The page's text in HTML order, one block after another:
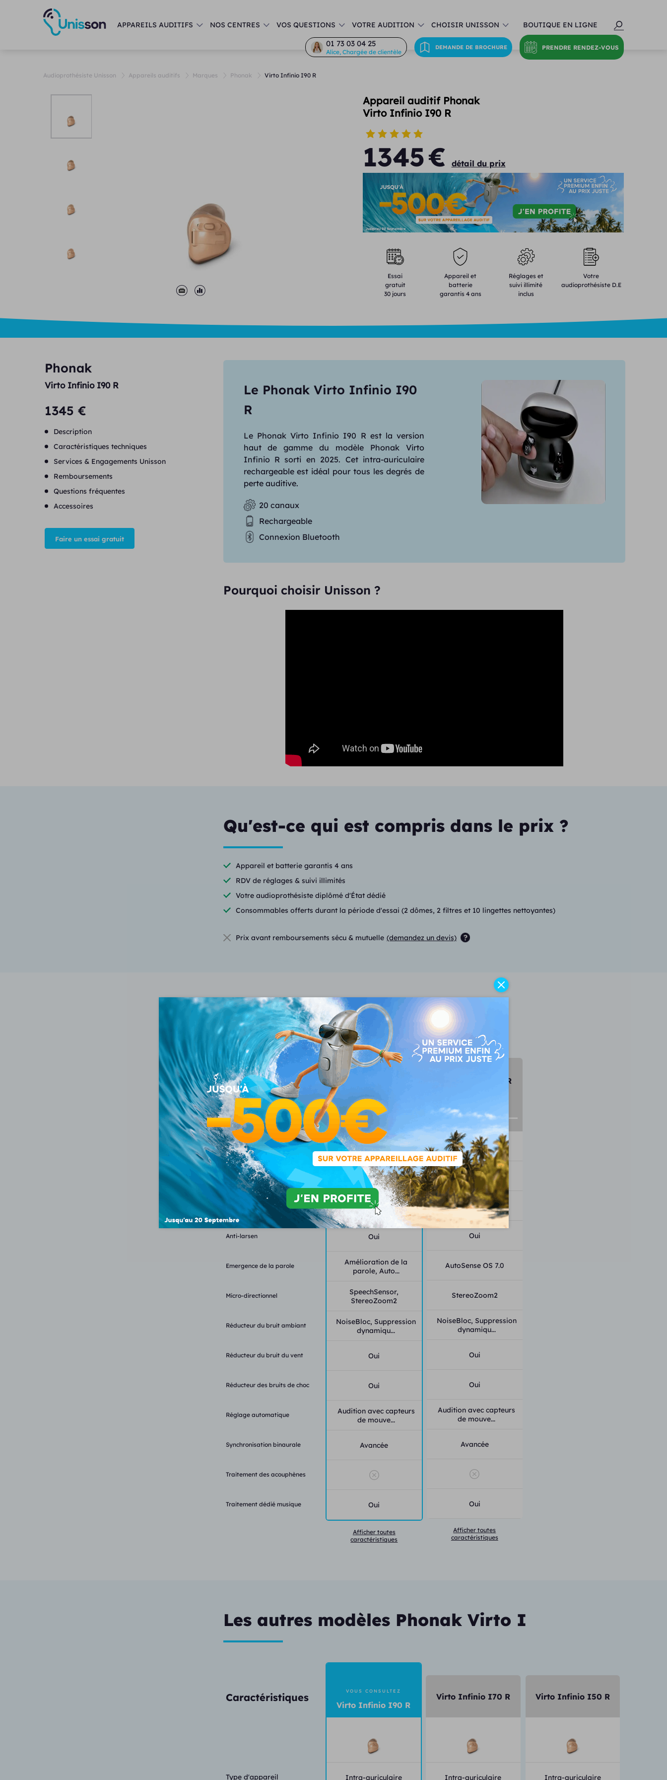
APPAREILS AUDITIFS NOS CENTRES VOS QUESTIONS VOTRE AUDITION CHOISIR UNISSON BOUTIQUE EN LIGNE
01 73 03 04 25
Alice, Chargée de clientèle
DEMANDE DE BROCHURE PRENDRE RENDEZ-VOUS
Audioprothésiste Unisson Appareils auditifs Marques Phonak Virto Infinio I90 R
Appareil auditif Phonak
Virto Infinio I90 R
1345€ détail du prix
Essai
gratuit
30 jours
Appareil et
batterie
garantis 4 ans
Réglages et
suivi illimité
inclus
Votre
audioprothésiste D.E
Phonak
Virto Infinio I90 R
1345 €
Description
Caractéristiques techniques
Services & Engagements Unisson
Remboursements
Questions fréquentes
Accessoires
Faire un essai gratuit
Le Phonak Virto Infinio I90
R
Le Phonak Virto Infinio I90 R est la version
haut de gamme du modèle Phonak Virto
Infinio R sorti en 2025. Cet intra-auriculaire
rechargeable est idéal pour tous les degrés de
perte auditive.
20 canaux
Rechargeable
Connexion Bluetooth
Pourquoi choisir Unisson ?
Qu'est-ce qui est compris dans le prix ?
Appareil et batterie garantis 4 ans
RDV de réglages & suivi illimités
Votre audioprothésiste diplômé d'État dédié
Consommables offerts durant la période d'essai (2 dômes, 2 filtres et 10 lingettes nettoyantes)
Prix avant remboursements sécu & mutuelle (demandez un devis)
Fonctionnalités du Virto I
Fonctionnalités
Classe
Canaux - bandes
Programmes - mémoires
Anti-larsen
Emergence de la parole
Micro-directionnel
Réducteur du bruit ambiant
Réducteur du bruit du vent
Réducteur des bruits de choc
Réglage automatique
Synchronisation binaurale
Traitement des acouphènes
Traitement dédié musique
VOUS CONSULTEZ
Virto Infinio I90 R
1345 €
20-20
4
Oui
Amélioration de la
parole, Auto...
SpeechSensor,
StereoZoom2
NoiseBloc, Suppression
dynamiqu...
Oui
Oui
Audition avec capteurs
de mouve...
Avancée
Oui
Afficher toutes
caractéristiques
Virto Infinio I70 R
2
20-20
4
Oui
AutoSense OS 7.0
StereoZoom2
NoiseBloc, Suppression
dynamiqu...
Oui
Oui
Audition avec capteurs
de mouve...
Avancée
Oui
Afficher toutes
caractéristiques
Les autres modèles Phonak Virto I
Caractéristiques
Type d'appareil
VOUS CONSULTEZ
Virto Infinio I90 R
Intra-auriculaire
Virto Infinio I70 R
Intra-auriculaire
Virto Infinio I50 R
Intra-auriculaire